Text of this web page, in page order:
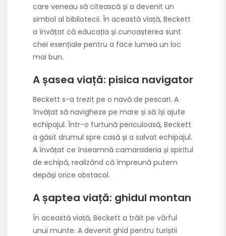
care veneau să citească și a devenit un
simbol al bibliotecii. În această viață, Beckett
a învățat că educația și cunoașterea sunt
chei esențiale pentru a face lumea un loc
mai bun.
A șasea viață: pisica navigator
Beckett s-a trezit pe o navă de pescari. A
învățat să navigheze pe mare și să își ajute
echipajul. Într-o furtună periculoasă, Beckett
a găsit drumul spre casă și a salvat echipajul.
A învățat ce înseamnă camaraderia și spiritul
de echipă, realizând că împreună putem
depăși orice obstacol.
A șaptea viață: ghidul montan
În această viață, Beckett a trăit pe vârful
unui munte. A devenit ghid pentru turiștii